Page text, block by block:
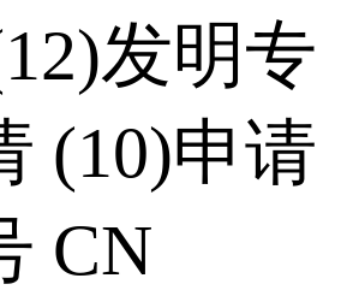
发明专
(10)申请
CN